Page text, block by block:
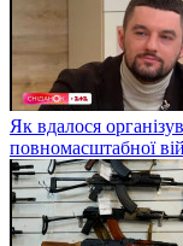
Як вдалося
повномасштабної